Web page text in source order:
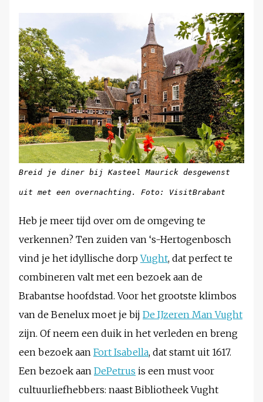
Breid je diner bij Kasteel Maurick desgewenst
uit met een overnachting. Foto: VisitBrabant
Heb je meer tijd over om de omgeving te
verkennen? Ten zuiden van ‘s-Hertogenbosch
vind je het idyllische dorpVught, dat perfect te
combineren valt met een bezoek aan de
Brabantse hoofdstad. Voor het grootste klimbos
van de Benelux moet je bij De IJzeren Man Vught
zijn. Of neem een duik in het verleden en breng
een bezoek aan Fort Isabella, dat stamt uit 1617.
Een bezoek aan DePetrus is een must voor
cultuurliefhebbers: naast Bibliotheek Vught